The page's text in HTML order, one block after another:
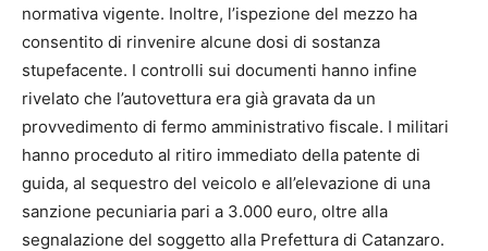
normativa vigente. Inoltre, l’ispezione del mezzo ha
consentito di rinvenire alcune dosi di sostanza
stupefacente. I controlli sui documenti hanno infine
rivelato che l’autovettura era già gravata da un
provvedimento di fermo amministrativo fiscale. I militari
hanno proceduto al ritiro immediato della patente di
guida, al sequestro del veicolo e all’elevazione di una
sanzione pecuniaria pari a 3.000 euro, oltre alla
segnalazione del soggetto alla Prefettura di Catanzaro.